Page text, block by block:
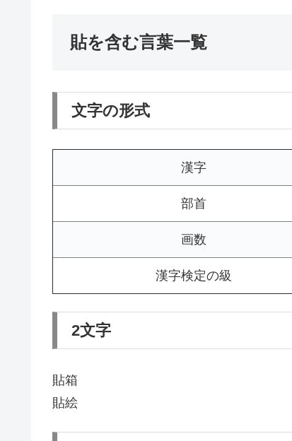
貼を含む言葉一覧
文字の形式
漢字
部首
画数
漢字検定の級
2文字
貼箱
貼絵